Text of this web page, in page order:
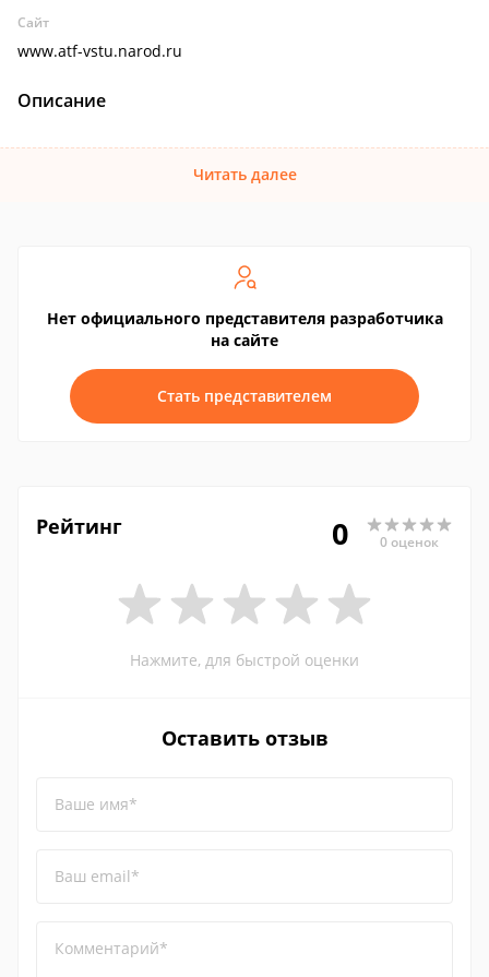
Сайт
www.atf-vstu.narod.ru
Описание
Читать далее
Нет официального представителя разработчика
на сайте
Стать представителем
Рейтинг 0 0 оценок
Нажмите, для быстрой оценки
Оставить отзыв
Ваше имя*
Ваш email*
Комментарий*